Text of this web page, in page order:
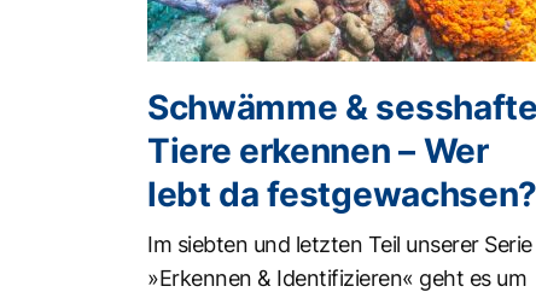
Schwämme & sesshafte
Tiere erkennen – Wer
lebt da festgewachsen?
Im siebten und letzten Teil unserer Serie
»Erkennen & Identifizieren« geht es um